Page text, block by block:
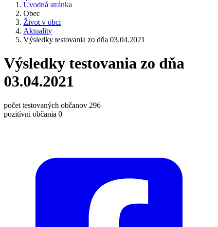
Úvodná stránka
Obec
Život v obci
Aktuality
Výsledky testovania zo dňa 03.04.2021
Výsledky testovania zo dňa
03.04.2021
počet testovaných občanov 296
pozitívni občania 0